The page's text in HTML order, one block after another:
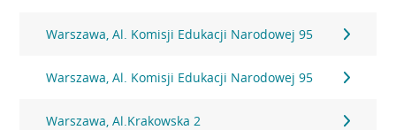
Warszawa, Al. Komisji Edukacji Narodowej 95
Warszawa, Al. Komisji Edukacji Narodowej 95
Warszawa, Al.Krakowska 2